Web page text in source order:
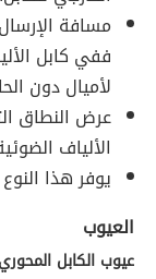
مسافة
ففي كابل
لأميال دون
عرض النطاق
الألياف
يوفر هذا
العيوب
عيوب الكابل المحوري